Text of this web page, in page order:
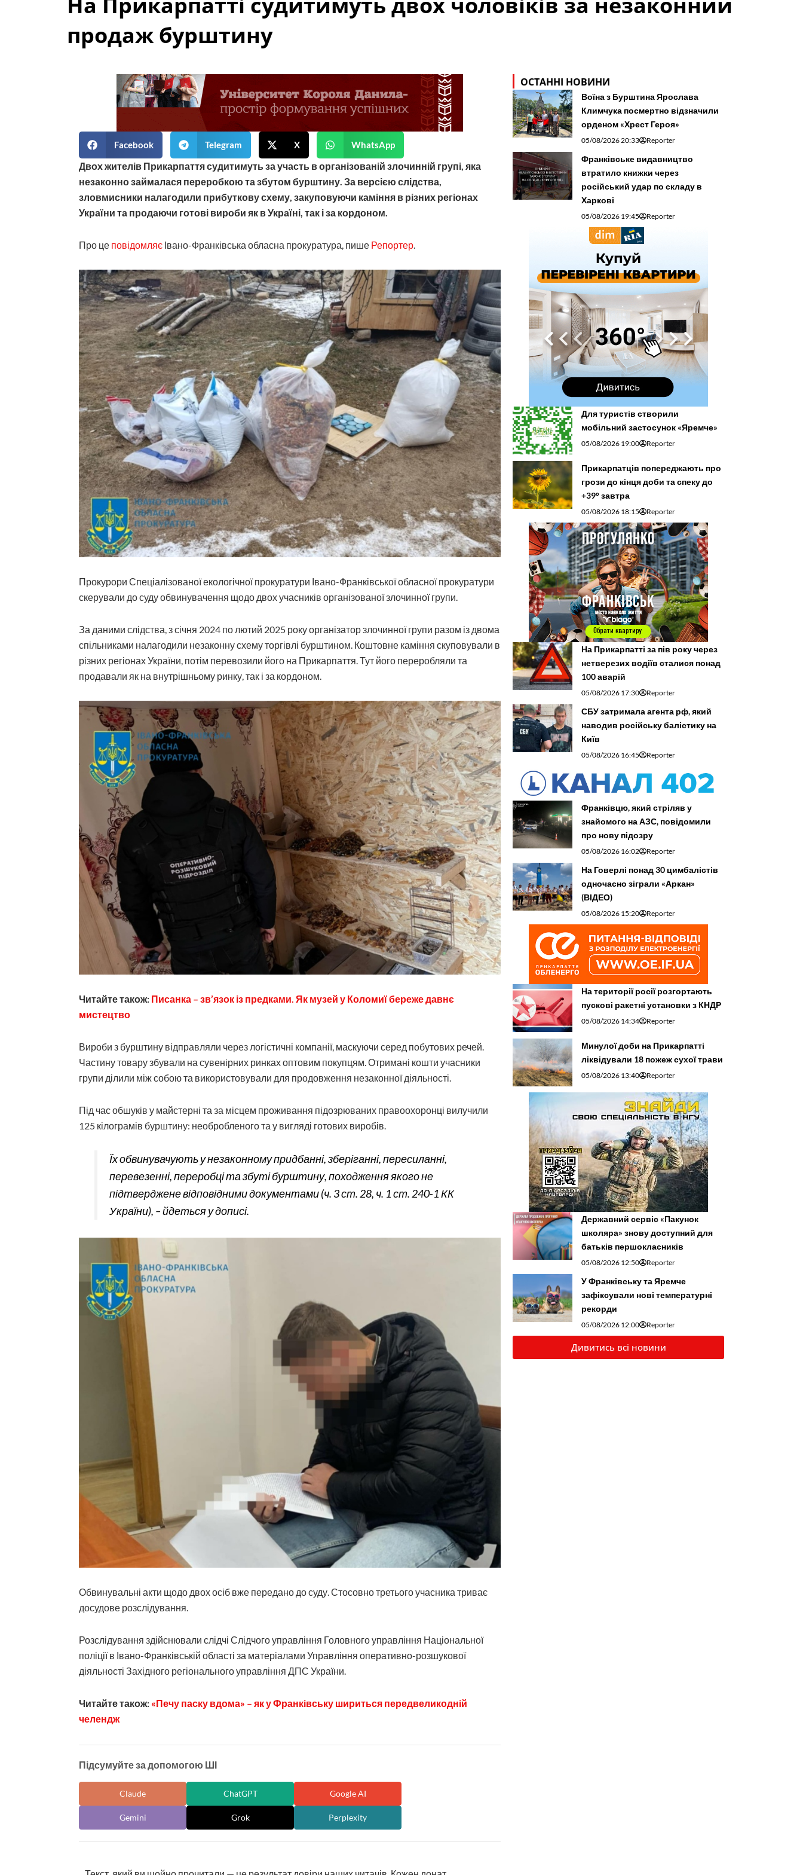
продаж бурштину
Facebook Telegram X WhatsApp
Двох жителів Прикарпаття судитимуть за участь в організованій злочинній групі, яка
незаконно займалася переробкою та збутом бурштину. За версією слідства,
зловмисники налагодили прибуткову схему, закуповуючи каміння в різних регіонах
України та продаючи готові вироби як в Україні, так і за кордоном.
Про це повідомляє Івано-Франківська обласна прокуратура, пише Репортер
Прокурори Спеціалізованої екологічної прокуратури Івано-Франківської обласної прокуратури
скерували до суду обвинувачення щодо двох учасників організованої злочинної групи.
За даними слідства, з січня 2024 по лютий 2025 року організатор злочинної групи разом із двома
спільниками налагодили незаконну схему торгівлі бурштином. Коштовне каміння скуповували в
різних регіонах України, потім перевозили його на Прикарпаття. Тут його переробляли та
продавали як на внутрішньому ринку, так і за кордоном.
Читайте також: Писанка – зв’язок із предками. Як музей у Коломиї береже давнє
мистецтво
Вироби з бурштину відправляли через логістичні компанії, маскуючи серед побутових речей.
Частину товару збували на сувенірних ринках оптовим покупцям. Отримані кошти учасники
групи ділили між собою та використовували для продовження незаконної діяльності.
Під час обшуків у майстерні та за місцем проживання підозрюваних правоохоронці вилучили
125 кілограмів бурштину: необробленого та у вигляді готових виробів.
Їх обвинувачують у незаконному придбанні, зберіганні, пересиланні,
перевезенні, переробці та збуті бурштину, походження якого не
підтверджене відповідними документами (ч. 3 ст. 28, ч. 1 ст. 240-1 КК
України), – йдеться у дописі.
Обвинувальні акти щодо двох осіб вже передано до суду. Стосовно третього учасника триває
досудове розслідування.
Розслідування здійснювали слідчі Слідчого управління Головного управління Національної
поліції в Івано-Франківській області за матеріалами Управління оперативно-розшукової
діяльності Західного регіонального управління ДПС України.
Читайте також: «Печу паску вдома» – як у Франківську шириться передвеликодній
челендж
Підсумуйте за допомогою ШІ
Claude ChatGPT Google AI
Gemini Grok Perplexity
ОСТАННІ НОВИНИ
Воїна з Бурштина Ярослава
Климчука посмертно відзначили
орденом «Хрест Героя»
05/08/2026 20:33 Reporter
Франківське видавництво
втратило книжки через
російський удар по складу в
Харкові
05/08/2026 19:45 Reporter
Для туристів створили
мобільний застосунок «Яремче»
05/08/2026 19:00 Reporter
Прикарпатців попереджають про
грози до кінця доби та спеку до
+39° завтра
05/08/2026 18:15 Reporter
На Прикарпатті за пів року через
нетверезих водіїв сталися понад
100 аварій
05/08/2026 17:30 Reporter
СБУ затримала агента рф, який
наводив російську балістику на
Київ
05/08/2026 16:45 Reporter
Франківцю, який стріляв у
знайомого на АЗС, повідомили
про нову підозру
05/08/2026 16:02 Reporter
На Говерлі понад 30 цимбалістів
одночасно зіграли «Аркан»
(ВІДЕО)
05/08/2026 15:20 Reporter
На території росії розгортають
пускові ракетні установки з КНДР
05/08/2026 14:34 Reporter
Минулої доби на Прикарпатті
ліквідували 18 пожеж сухої трави
05/08/2026 13:40 Reporter
Державний сервіс «Пакунок
школяра» знову доступний для
батьків першокласників
05/08/2026 12:50 Reporter
У Франківську та Яремче
зафіксували нові температурні
рекорди
05/08/2026 12:00 Reporter
Дивитись всі новини